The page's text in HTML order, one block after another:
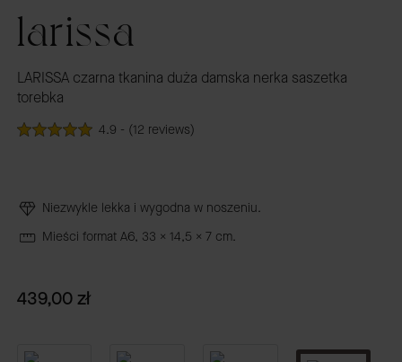
larissa
LARISSA czarna tkanina duża damska nerka saszetka
torebka
4.9 - (12 reviews)
Niezwykle lekka i wygodna w noszeniu.
Mieści format A6, 33 x 14,5 x 7 cm.
Cena
439,00 zł